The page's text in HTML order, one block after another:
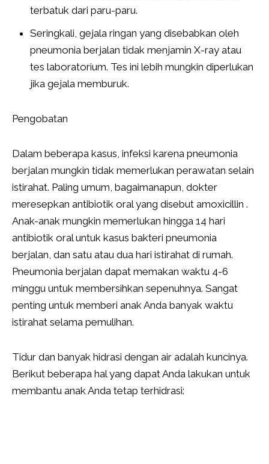
terbatuk dari paru-paru.
Seringkali, gejala ringan yang disebabkan oleh
pneumonia berjalan tidak menjamin X-ray atau
tes laboratorium. Tes ini lebih mungkin diperlukan
jika gejala memburuk.
Pengobatan
Dalam beberapa kasus, infeksi karena pneumonia
berjalan mungkin tidak memerlukan perawatan selain
istirahat. Paling umum, bagaimanapun, dokter
meresepkan antibiotik oral yang disebut amoxicillin .
Anak-anak mungkin memerlukan hingga 14 hari
antibiotik oral untuk kasus bakteri pneumonia
berjalan, dan satu atau dua hari istirahat di rumah.
Pneumonia berjalan dapat memakan waktu 4-6
minggu untuk membersihkan sepenuhnya. Sangat
penting untuk memberi anak Anda banyak waktu
istirahat selama pemulihan.
Tidur dan banyak hidrasi dengan air adalah kuncinya.
Berikut beberapa hal yang dapat Anda lakukan untuk
membantu anak Anda tetap terhidrasi: